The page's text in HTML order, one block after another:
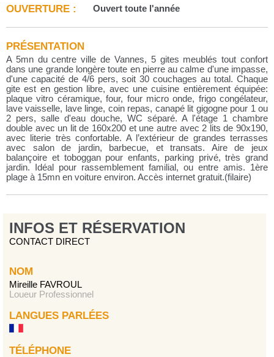
OUVERTURE : Ouvert toute l'année
PRÉSENTATION
A 5mn du centre ville de Vannes, 5 gites meublés tout confort
dans une grande longère toute en pierre au calme d'une impasse,
d'une capacité de 4/6 pers, soit 30 couchages au total. Chaque
gite est en gestion libre, avec une cuisine entièrement équipée:
plaque vitro céramique, four, four micro onde, frigo congélateur,
lave vaisselle, lave linge, coin repas, canapé lit gigogne pour 1 ou
2 pers, salle d'eau douche, WC séparé. A l'étage 1 chambre
double avec un lit de 160x200 et une autre avec 2 lits de 90x190,
avec literie très confortable. A l’extérieur de grandes terrasses
avec salon de jardin, barbecue, et transats. Aire de jeux
balançoire et toboggan pour enfants, parking privé, très grand
jardin. Idéal pour rassemblement familial, ou entre amis. 1ère
plage à 15mn en voiture environ. Accès internet gratuit.(filaire)
INFOS ET RÉSERVATION
CONTACT DIRECT
NOM
Mireille FAVROUL
Loueur Professionnel
LANGUES PARLÉES
TÉLÉPHONE